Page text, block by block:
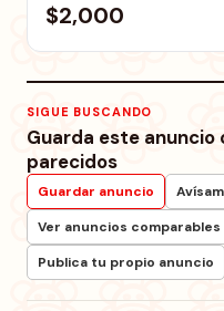
$2,000
SIGUE BUSCANDO
Guarda este anuncio
parecidos
Guardar anuncio
Ver anuncios comparables
Publica tu propio anuncio